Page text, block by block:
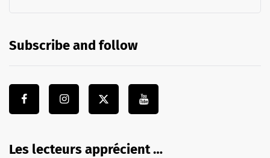
Subscribe and follow
Les lecteurs apprécient …